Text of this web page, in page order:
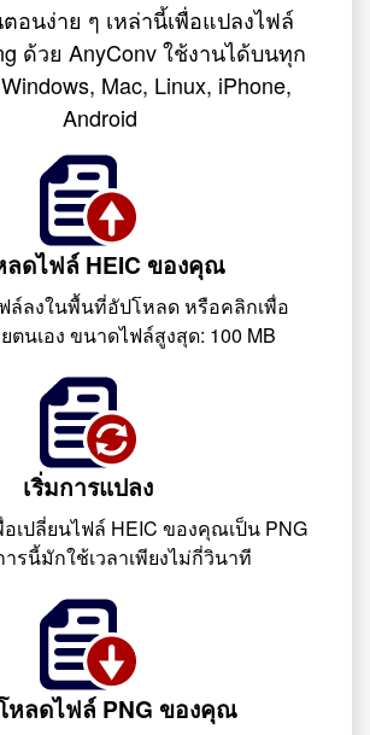
อนง่าย ๆ เหล่านี้เพื่อแปลงไฟล์
ด้วย AnyConv ใช้งานได้บนทุก
Mac, Linux, iPhone,
Android
ลดไฟล์ HEIC ของคุณ
ล์ลงในพื้นที่อัปโหลด หรือคลิกเพื่อ
ตนเอง ขนาดไฟล์สูงสุด: 100 MB
เริ่มการแปลง
อเปลี่ยนไฟล์ HEIC ของคุณเป็น PNG
รนี้มักใช้เวลาเพียงไม่กี่วินาที
หลดไฟล์ PNG ของคุณ